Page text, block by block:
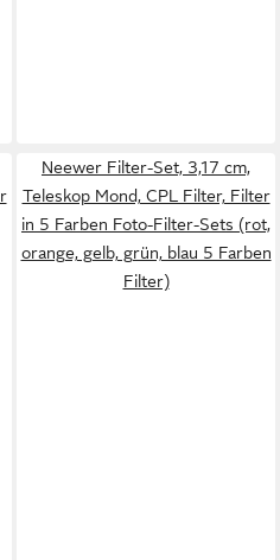
Neewer Filter-Set, 3,17 cm,
Teleskop Mond, CPL Filter, Filter
in 5 Farben Foto-Filter-Sets (rot,
orange, gelb, grün, blau 5 Farben
Filter)